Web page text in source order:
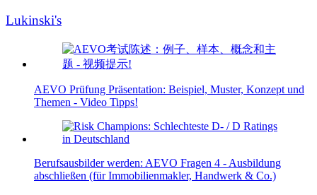
Lukinski's
AEVO Prüfung Präsentation: Beispiel, Muster, Konzept und
Themen - Video Tipps!
Berufsausbilder werden: AEVO Fragen 4 - Ausbildung
abschließen (für Immobilienmakler, Handwerk & Co.)